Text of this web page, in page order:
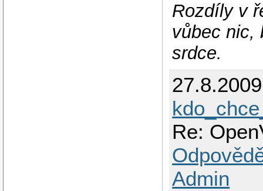
Rozdíly v
vůbec nic,
srdce.
Re:
Admin